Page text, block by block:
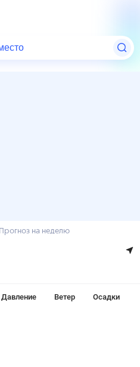
Прогноз на неделю
Давление Ветер Осадки